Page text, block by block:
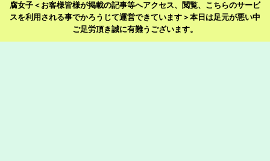
腐女子＜お客様皆様が掲載の記事等へアクセス、閲覧、こちらのサービ
スを利用される事でかろうじて運営できています＞本日は足元が悪い中
ご足労頂き誠に有難うございます。